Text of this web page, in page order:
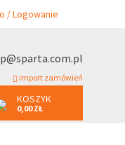
/ Logowanie
import zamówień
KOSZYK
0,00 ZŁ
KOSZYK
0,00 ZŁ